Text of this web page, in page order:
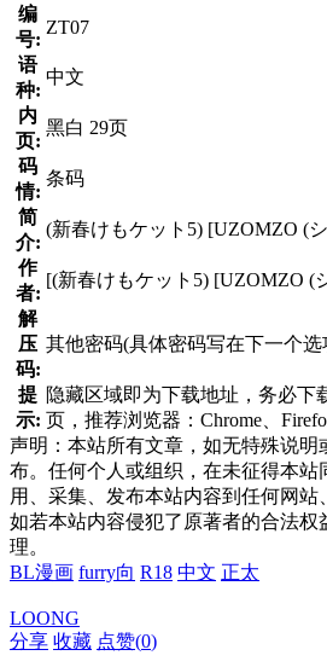
编
号:
ZT07
语
种:
中文
内
页:
黑白 29页
码
情:
条码
简
介:
(新春けもケット5) [UZOMZO (
作
者:
[(新春けもケット5) [UZOMZO (
解
压
码:
其他密码(具体密码写在下一个选
提
示:
隐藏区域即为下载地址，务必下
页，推荐浏览器：Chrome、
声明：本站所有文章，如无特殊说明
布。任何个人或组织，在未征得本站
用、采集、发布本站内容到任何网站
如若本站内容侵犯了原著者的合法权
理。
BL漫画 furry向 R18 中文 正太
LOONG
分享 收藏 点赞(0)